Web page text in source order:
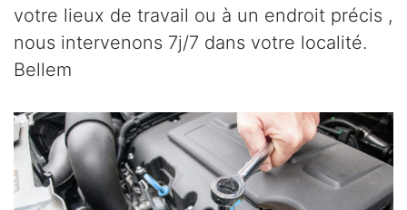
votre lieux de travail ou à un endroit précis ,
nous intervenons 7j/7 dans votre localité.
Bellem